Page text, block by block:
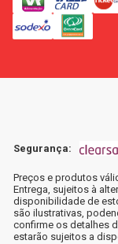
Segurança:
Preços e produtos
Entrega, sujeitos à
disponibilidade de
são ilustrativas,
confirme os detalhes
estarão sujeitos a